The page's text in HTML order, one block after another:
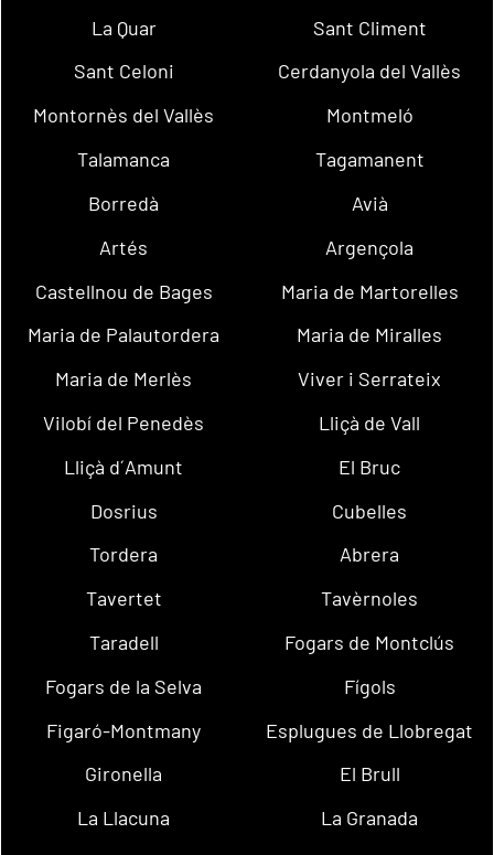
La Quar
Sant Climent
Sant Celoni
Cerdanyola del Vallès
Montornès del Vallès
Montmeló
Talamanca
Tagamanent
Borredà
Avià
Artés
Argençola
Castellnou de Bages
Maria de Martorelles
Maria de Palautordera
Maria de Miralles
Maria de Merlès
Viver i Serrateix
Vilobí del Penedès
Lliçà de Vall
Lliçà d´Amunt
El Bruc
Dosrius
Cubelles
Tordera
Abrera
Tavertet
Tavèrnoles
Taradell
Fogars de Montclús
Fogars de la Selva
Fígols
Figaró-Montmany
Esplugues de Llobregat
Gironella
El Brull
La Llacuna
La Granada